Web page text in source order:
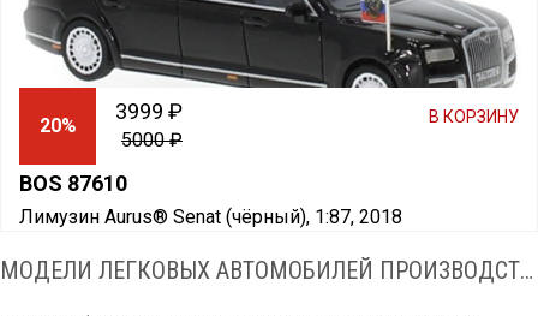
BOS 87610
Лимузин Aurus® Senat (чёрный), 1:87, 2018
3999 ₽
5000 ₽
20% В КОРЗИНУ
МОДЕЛИ ЛЕГКОВЫХ АВТОМОБИЛЕЙ ПРОИЗВОДСТВА PCX87® В МАСШТАБЕ 1:87 (H0)